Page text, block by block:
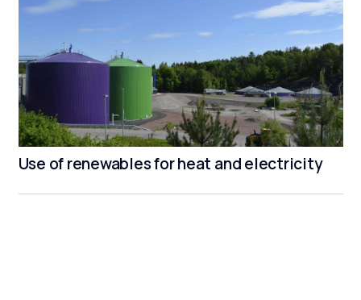
Use of renewables for heat and electricity